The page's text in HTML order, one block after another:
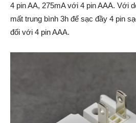
4 pin AA, 275mA với 4 pin AAA. Với
mất trung bình 3h để sạc đầy 4 pin
đối với 4 pin AAA.